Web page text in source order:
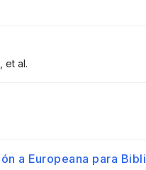
, et al.
a Europeana para